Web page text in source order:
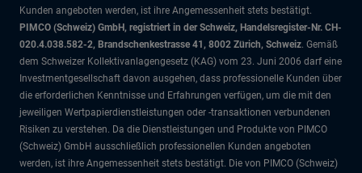
Kunden angeboten werden, ist ihre Angemessenheit stets bestätigt.
PIMCO (Schweiz) GmbH, registriert in der Schweiz, Handelsregister-Nr. CH-
020.4.038.582-2, Brandschenkestrasse 41, 8002 Zürich, Schweiz. Gemäß
dem Schweizer Kollektivanlagengesetz (KAG) vom 23. Juni 2006 darf eine
Investmentgesellschaft davon ausgehen, dass professionelle Kunden über
die erforderlichen Kenntnisse und Erfahrungen verfügen, um die mit den
jeweiligen Wertpapierdienstleistungen oder -transaktionen verbundenen
Risiken zu verstehen. Da die Dienstleistungen und Produkte von PIMCO
(Schweiz) GmbH ausschließlich professionellen Kunden angeboten
werden, ist ihre Angemessenheit stets bestätigt. Die von PIMCO (Schweiz)